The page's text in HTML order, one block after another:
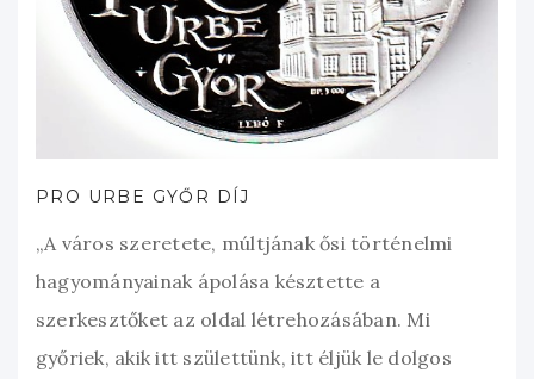
PRO URBE GYŐR DÍJ
„A város szeretete, múltjának ősi történelmi
hagyományainak ápolása késztette a
szerkesztőket az oldal létrehozásában. Mi
győriek, akik itt születtünk, itt éljük le dolgos